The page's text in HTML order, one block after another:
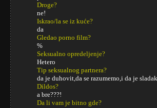
Droge?
ne!
Iskrao/la se iz kuće?
da
Gledao porno film?
%
Seksualno opredeljenje?
Hetero
Tip seksualnog partnera?
da je duhovit,da se razumemo,i da je
Dildos?
a bre???!
Da li vam je bitno gde?